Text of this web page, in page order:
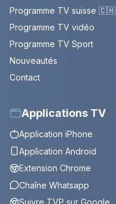
Programme TV suisse 🇨🇭
Programme TV vidéo
Programme TV Sport
Nouveautés
Contact
Applications TV
Application iPhone
Application Android
Extension Chrome
Chaîne Whatsapp